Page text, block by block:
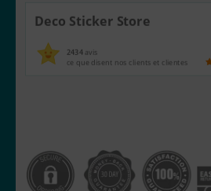
Deco Sticker Store
2434avis
ce que disent nos clients et clientes